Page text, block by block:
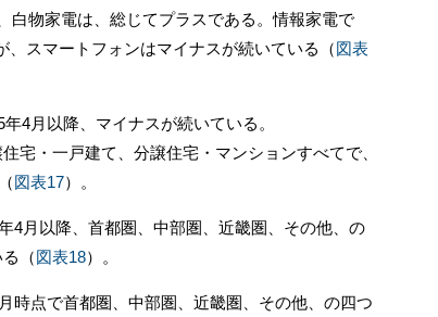
白物家電は、総じてプラスである。情報家電で
スマートフォンはマイナスが続いている（図表
4月以降、マイナスが続いている。
宅・一戸建て、分譲住宅・マンションすべてで、
図表17）。
4月以降、首都圏、中部圏、近畿圏、その他、の
（図表18）。
時点で首都圏、中部圏、近畿圏、その他、の四つ